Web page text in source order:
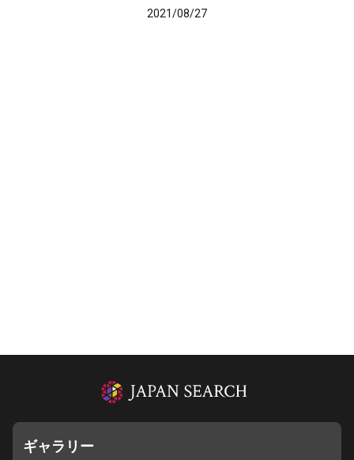
2021/08/27
ギャラリー